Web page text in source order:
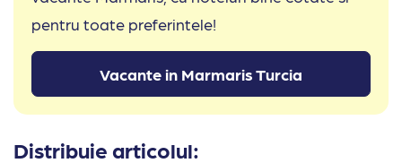
pentru toate preferintele!
Vacante in Marmaris Turcia
Distribuie articolul: